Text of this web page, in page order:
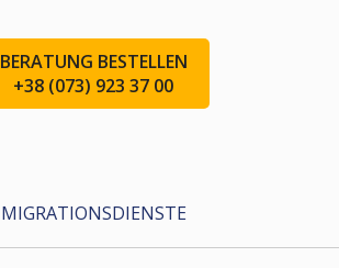
BERATUNG BESTELLEN
+38 (073) 923 37 00
MIGRATIONSDIENSTE